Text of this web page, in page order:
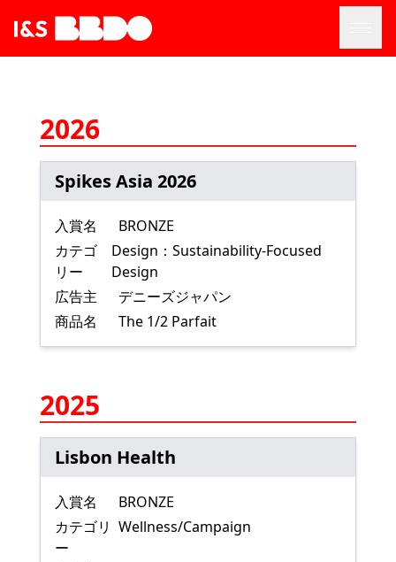
2026
Spikes Asia 2026
入賞名
BRONZE
カテゴ
リー
Design：Sustainability-Focused
Design
広告主
デニーズジャパン
商品名
The 1/2 Parfait
2025
Lisbon Health
入賞名
BRONZE
カテゴリ
ー
Wellness/Campaign